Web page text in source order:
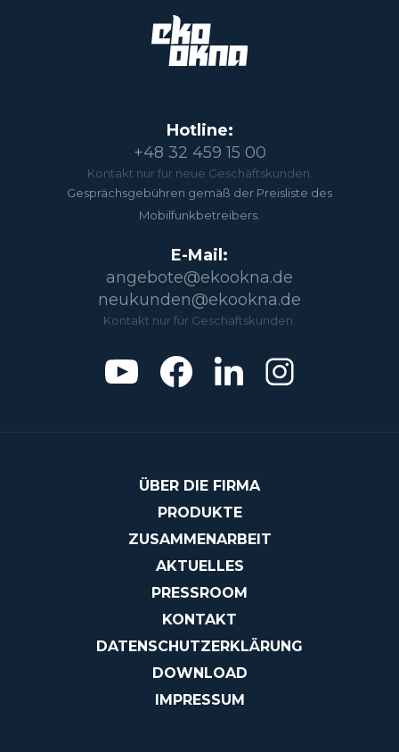
Hotline:
+48 32 459 15 00
Kontakt nur für neue Geschäftskunden.
Gesprächsgebühren gemäß der Preisliste des
Mobilfunkbetreibers.
E-Mail:
angebote@ekookna.de
neukunden@ekookna.de
Kontakt nur für Geschäftskunden.
ÜBER DIE FIRMA
PRODUKTE
ZUSAMMENARBEIT
AKTUELLES
PRESSROOM
KONTAKT
DATENSCHUTZERKLÄRUNG
DOWNLOAD
IMPRESSUM